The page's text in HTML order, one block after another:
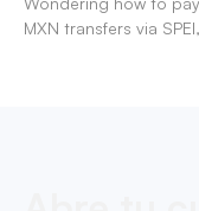
MXN transfers via